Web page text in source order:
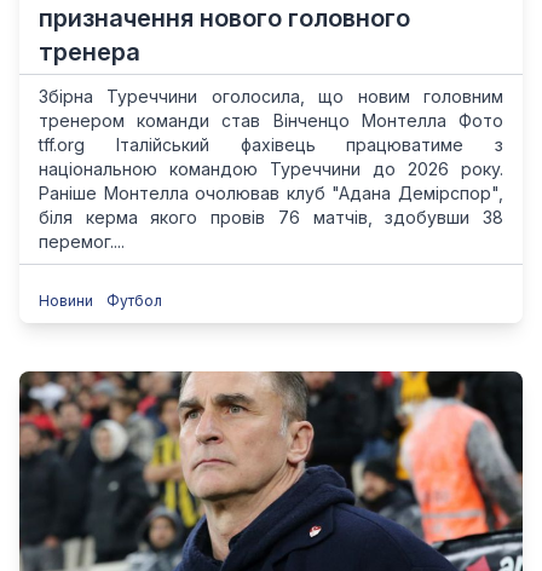
призначення нового головного
тренера
Збірна Туреччини оголосила, що новим головним
тренером команди став Вінченцо Монтелла Фото
tff.org Італійський фахівець працюватиме з
національною командою Туреччини до 2026 року.
Раніше Монтелла очолював клуб "Адана Демірспор",
біля керма якого провів 76 матчів, здобувши 38
перемог....
Новини Футбол